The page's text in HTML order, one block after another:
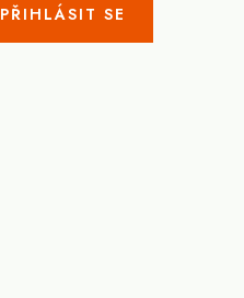
PŘIHLÁSIT SE